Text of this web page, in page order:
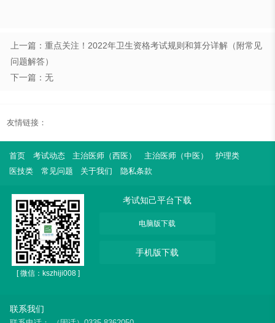
上一篇：重点关注！2022年卫生资格考试规则和算分详解（附常见
问题解答）
下一篇：无
友情链接：
首页 考试动态 主治医师（西医） 主治医师（中医）
护理类
医技类
常见问题 关于我们 隐私条款
[ 微信：kszhiji008 ]
考试知己平台下载
电脑版下载
手机版下载
联系我们